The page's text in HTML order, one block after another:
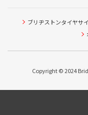
ブリヂストンタイヤサ
Copyright © 2024